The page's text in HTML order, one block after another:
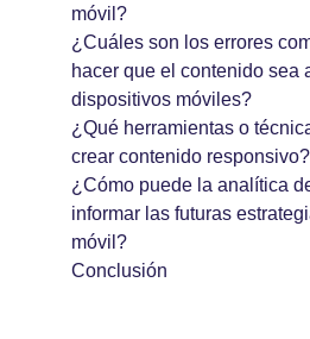
móvil?
¿Cuáles son los errores
hacer que el contenido sea
dispositivos móviles?
¿Qué herramientas o
crear contenido responsivo?
¿Cómo puede la analítica
informar las futuras
móvil?
Conclusión